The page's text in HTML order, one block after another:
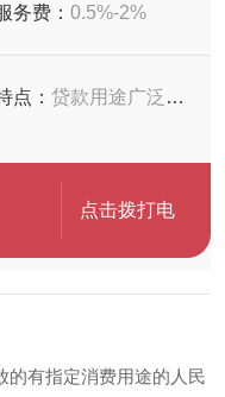
务费： 0.5%-2%
点： 贷款用途广泛、还款方式灵活
点击拨打电
的有指定消费用途的人民